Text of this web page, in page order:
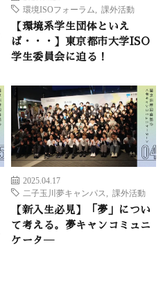
環境ISOフォーラム
課外活動
【環境系学生団体といえ
ば・・・】東京都市大学ISO
学生委員会に迫る！
2025.04.17
二子玉川夢キャンパス
課外活動
【新入生必見】「夢」につい
て考える。夢キャンコミュニ
ケータ―